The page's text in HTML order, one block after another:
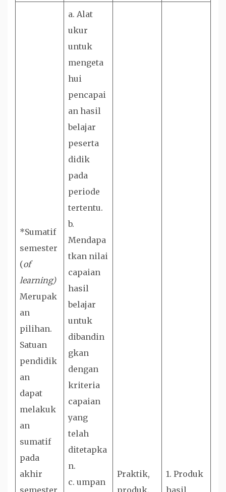
*Sumatif
semester
(of
learning)
Merupak
an
pilihan.
Satuan
pendidik
an
dapat
melakuk
an
sumatif
pada
akhir
semester
a. Alat
ukur
untuk
mengeta
hui
pencapai
an hasil
belajar
peserta
didik
pada
periode
tertentu.
b.
Mendapa
tkan nilai
capaian
hasil
belajar
untuk
dibandin
gkan
dengan
kriteria
capaian
yang
telah
ditetapka
n.
c. umpan
Praktik,
produk,
1. Produk
hasil